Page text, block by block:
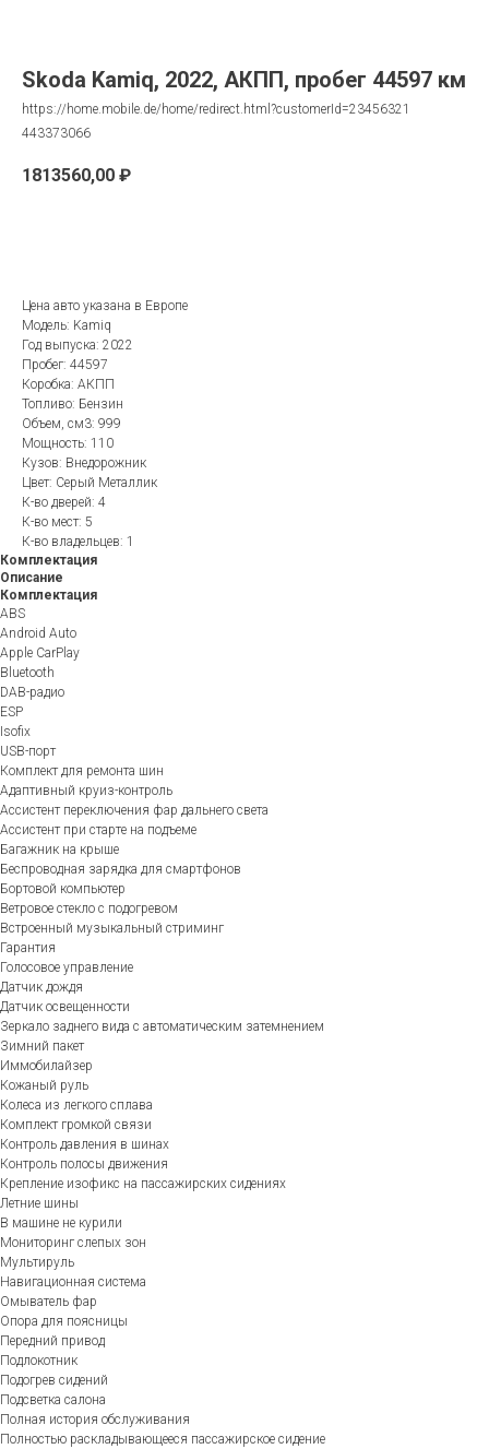
Skoda Kamiq, 2022, АКПП, пробег 44597 км
https://home.mobile.de/home/redirect.html?customerId=23456321
443373066
1813560,00 ₽
Цена авто указана в Европе
Модель: Kamiq
Год выпуска: 2022
Пробег: 44597
Коробка: АКПП
Топливо: Бензин
Объем, см3: 999
Мощность: 110
Кузов: Внедорожник
Цвет: Серый Металлик
К-во дверей: 4
К-во мест: 5
К-во владельцев: 1
Комплектация
Описание
Комплектация
ABS
Android Auto
Apple CarPlay
Bluetooth
DAB-радио
ESP
Isofix
USB-порт
Комплект для ремонта шин
Адаптивный круиз-контроль
Ассистент переключения фар дальнего света
Ассистент при старте на подъеме
Багажник на крыше
Беспроводная зарядка для смартфонов
Бортовой компьютер
Ветровое стекло с подогревом
Встроенный музыкальный стриминг
Гарантия
Голосовое управление
Датчик дождя
Датчик освещенности
Зеркало заднего вида с автоматическим затемнением
Зимний пакет
Иммобилайзер
Кожаный руль
Колеса из легкого сплава
Комплект громкой связи
Контроль давления в шинах
Контроль полосы движения
Крепление изофикс на пассажирских сидениях
Летние шины
В машине не курили
Мониторинг слепых зон
Мультируль
Навигационная система
Омыватель фар
Опора для поясницы
Передний привод
Подлокотник
Подогрев сидений
Подсветка салона
Полная история обслуживания
Полностью раскладывающееся пассажирское сидение